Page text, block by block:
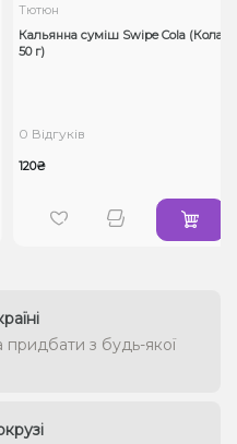
Тютюн
Кальянна суміш Swipe Cola (Кола,
50 г)
0 Відгуків
120₴
з будь-якої